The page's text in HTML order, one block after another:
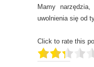
Mamy
uwolnienia się od
Click to rate this